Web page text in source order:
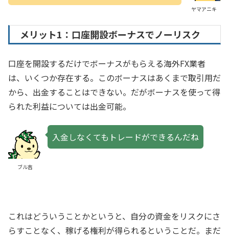
ヤマアニキ
メリット1：口座開設ボーナスでノーリスク
口座を開設するだけでボーナスがもらえる海外FX業者
は、いくつか存在する。このボーナスはあくまで取引用だ
から、出金することはできない。だがボーナスを使って得
られた利益については出金可能。
ブル吉
入金しなくてもトレードができるんだね
これはどういうことかというと、自分の資金をリスクにさ
らすことなく、稼げる権利が得られるということだ。まだ